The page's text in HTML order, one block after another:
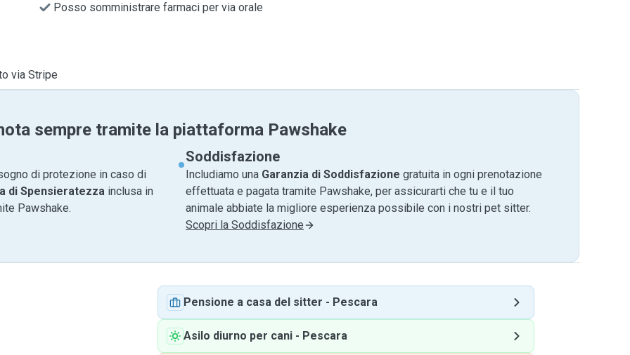
Posso somministrare farmaci per via orale
via Stripe
sempre tramite la piattaforma Pawshake
di protezione in caso di
di Spensieratezza inclusa in
Pawshake.
Soddisfazione
Includiamo una Garanzia di Soddisfazione gratuita in ogni prenotazione
effettuata e pagata tramite Pawshake, per assicurarti che tu e il tuo
animale abbiate la migliore esperienza possibile con i nostri pet sitter.
Scopri la Soddisfazione
Pensione a casa del sitter - Pescara
Asilo diurno per cani - Pescara